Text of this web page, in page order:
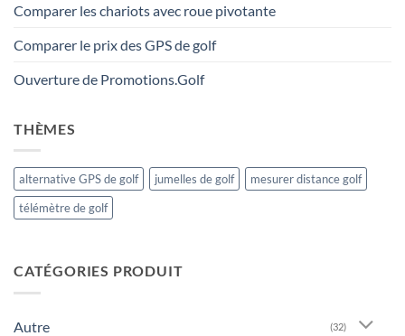
Comparer les chariots avec roue pivotante
Comparer le prix des GPS de golf
Ouverture de Promotions.Golf
THÈMES
alternative GPS de golf jumelles de golf
mesurer distance golf
télémètre de golf
CATÉGORIES PRODUIT
Autre (32)